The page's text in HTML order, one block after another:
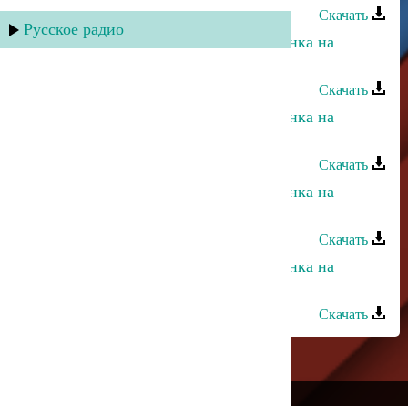
Русское радио
Скачать
Неизвестный исполнитель - Лезгинка на
Скачать
Неизвестный исполнитель - Лезгинка на
Скачать
Неизвестный исполнитель - Лезгинка на
Скачать
Неизвестный исполнитель - Лезгинка на
Скачать